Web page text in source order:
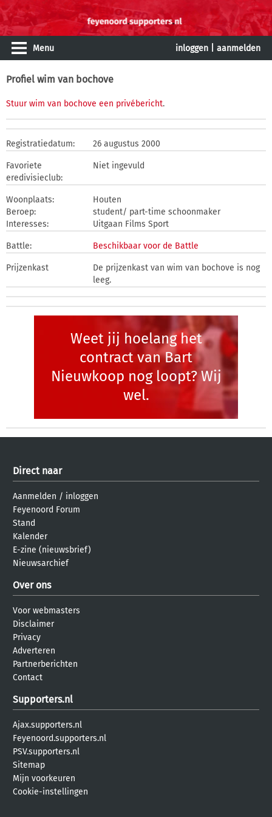
Menu inloggen aanmelden
Profiel wim van bochove
Stuur wim van bochove een privébericht.
Registratiedatum: 26 augustus 2000
Favoriete
eredivisieclub:
Niet ingevuld
Woonplaats:
Houten
Beroep:
student/ part-time schoonmaker
Interesses:
Uitgaan Films Sport
Battle: Beschikbaar voor de Battle
Prijzenkast
De prijzenkast van wim van bochove is nog
leeg.
Weet jij hoelang het
contract van Bart
Nieuwkoop nog loopt? Wij
wel.
Direct naar
Aanmelden / inloggen
Feyenoord Forum
Stand
Kalender
E-zine (nieuwsbrief)
Nieuwsarchief
Over ons
Voor webmasters
Disclaimer
Privacy
Adverteren
Partnerberichten
Contact
Supporters.nl
Ajax.supporters.nl
Feyenoord.supporters.nl
PSV.supporters.nl
Sitemap
Mijn voorkeuren
Cookie-instellingen